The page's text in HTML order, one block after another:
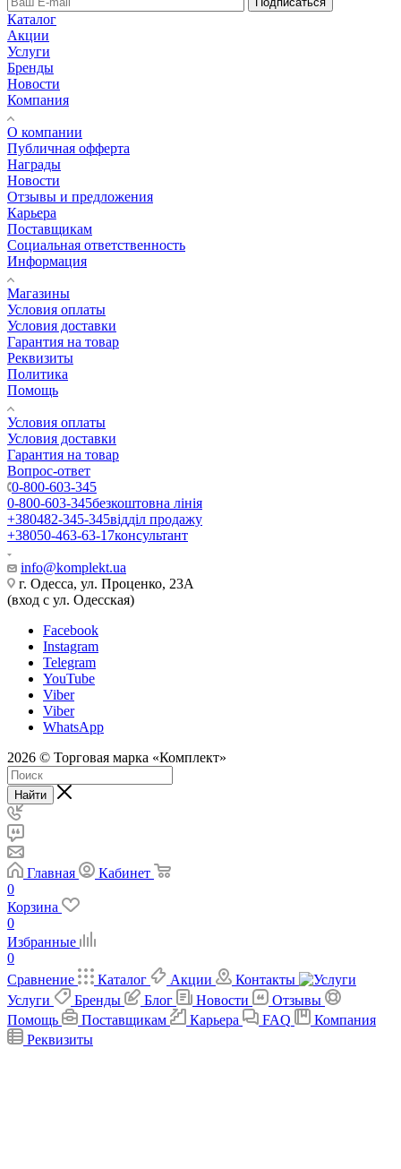
Каталог
Акции
Услуги
Бренды
Новости
Компания
О компании
Публичная офферта
Награды
Новости
Отзывы и предложения
Карьера
Поставщикам
Социальная ответственность
Информация
Магазины
Условия оплаты
Условия доставки
Гарантия на товар
Реквизиты
Политика
Помощь
Условия оплаты
Условия доставки
Гарантия на товар
Вопрос-ответ
0-800-603-345
0-800-603-345безкоштовна лінія
+380482-345-345відділ продажу
+38050-463-63-17консультант
info@komplekt.ua
г. Одесса, ул. Проценко, 23А
(вход с ул. Одесская)
Facebook
Instagram
Telegram
YouTube
Viber
Viber
WhatsApp
2026 © Торговая марка «Комплект»
Найти
Главная
Кабинет
0
Корзина
0
Избранные
0
Сравнение
Каталог Акции
Контакты
Услуги
Бренды Блог Новости
Отзывы
Помощь
Поставщикам Карьера FAQ
Компания
Реквизиты